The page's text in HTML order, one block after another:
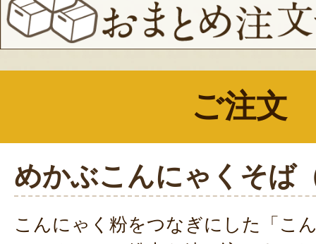
ご注文
めかぶこんにゃくそば
こんにゃく粉をつなぎにした「こ